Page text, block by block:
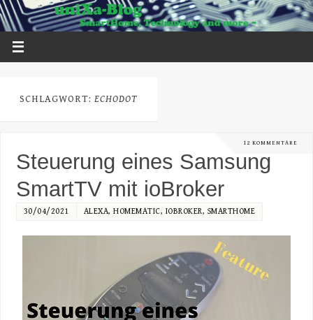
SCHLAGWORT: ECHODOT
12 KOMMENTARE
Steuerung eines Samsung
SmartTV mit ioBroker
30/04/2021 ALEXA,HOMEMATIC, IOBROKER, SMARTHOME